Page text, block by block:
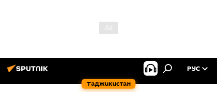
Таджикистан
РУС